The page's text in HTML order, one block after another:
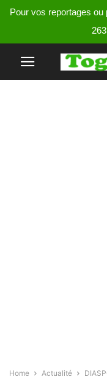
Pour vos reportages
Home Actualité